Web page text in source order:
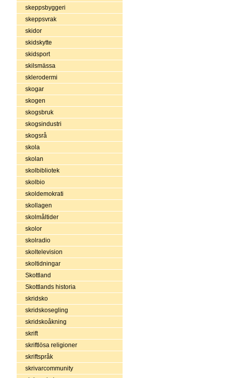
skeppsbyggeri
skeppsvrak
skidor
skidskytte
skidsport
skilsmässa
sklerodermi
skogar
skogen
skogsbruk
skogsindustri
skogsrå
skola
skolan
skolbibliotek
skolbio
skoldemokrati
skollagen
skolmåltider
skolor
skolradio
skoltelevision
skoltidningar
Skottland
Skottlands historia
skridsko
skridskosegling
skridskoåkning
skrift
skriftlösa religioner
skriftspråk
skrivarcommunity